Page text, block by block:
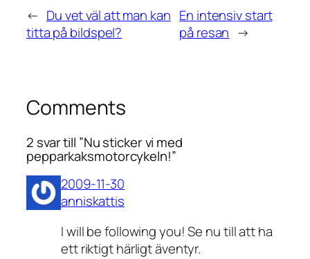
← Du vet väl att man kan
titta på bildspel?
En intensiv start
på resan →
Comments
2 svar till ”Nu sticker vi med
pepparkaksmotorcykeln!”
2009-11-30
anniskattis
I will be following you! Se nu till att ha
ett riktigt härligt äventyr.